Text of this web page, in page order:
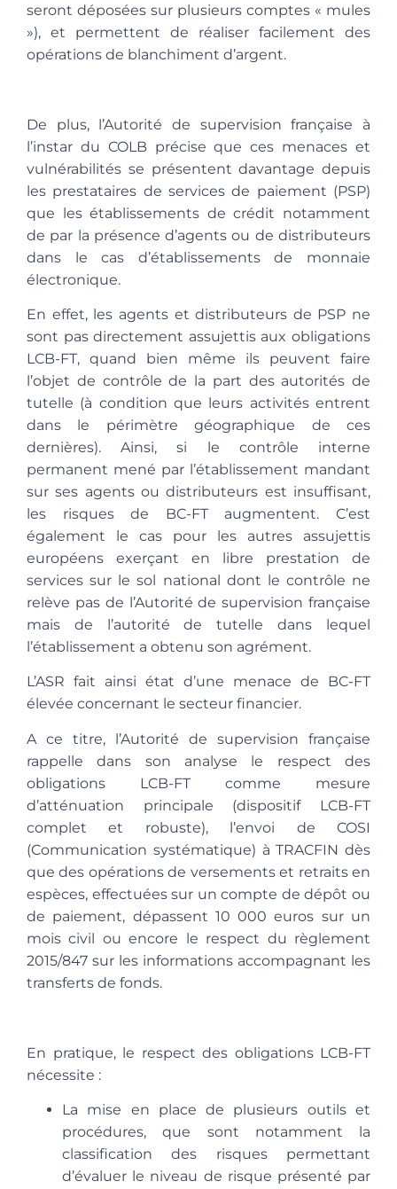
seront déposées sur plusieurs comptes « mules
»), et permettent de réaliser facilement des
opérations de blanchiment d’argent.
De plus, l’Autorité de supervision française à
l’instar du COLB précise que ces menaces et
vulnérabilités se présentent davantage depuis
les prestataires de services de paiement (PSP)
que les établissements de crédit notamment
de par la présence d’agents ou de distributeurs
dans le cas d’établissements de monnaie
électronique.
En effet, les agents et distributeurs de PSP ne
sont pas directement assujettis aux obligations
LCB-FT, quand bien même ils peuvent faire
l’objet de contrôle de la part des autorités de
tutelle (à condition que leurs activités entrent
dans le périmètre géographique de ces
dernières). Ainsi, si le contrôle interne
permanent mené par l’établissement mandant
sur ses agents ou distributeurs est insuffisant,
les risques de BC-FT augmentent. C’est
également le cas pour les autres assujettis
européens exerçant en libre prestation de
services sur le sol national dont le contrôle ne
relève pas de l’Autorité de supervision française
mais de l’autorité de tutelle dans lequel
l’établissement a obtenu son agrément.
L’ASR fait ainsi état d’une menace de BC-FT
élevée concernant le secteur financier.
A ce titre, l’Autorité de supervision française
rappelle dans son analyse le respect des
obligations LCB-FT comme mesure
d’atténuation principale (dispositif LCB-FT
complet et robuste), l’envoi de COSI
(Communication systématique) à TRACFIN dès
que des opérations de versements et retraits en
espèces, effectuées sur un compte de dépôt ou
de paiement, dépassent 10 000 euros sur un
mois civil ou encore le respect du règlement
2015/847 sur les informations accompagnant les
transferts de fonds.
En pratique, le respect des obligations LCB-FT
nécessite :
La mise en place de plusieurs outils et
procédures, que sont notamment la
classification des risques permettant
d’évaluer le niveau de risque présenté par